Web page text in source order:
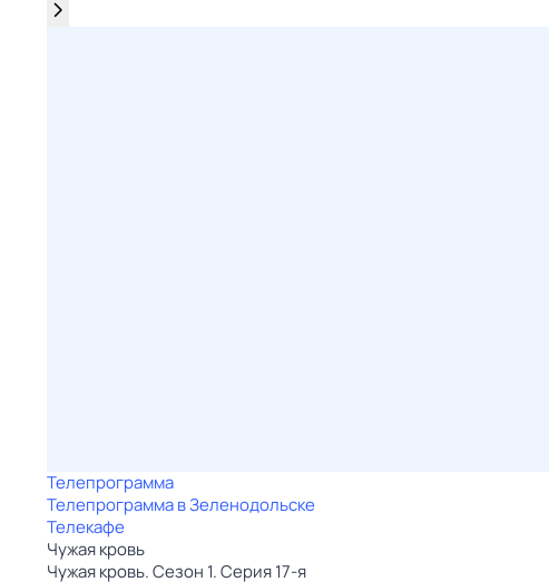
Телепрограмма
Телепрограмма в Зеленодольске
Телекафе
Чужая кровь
Чужая кровь. Сезон 1. Серия 17-я